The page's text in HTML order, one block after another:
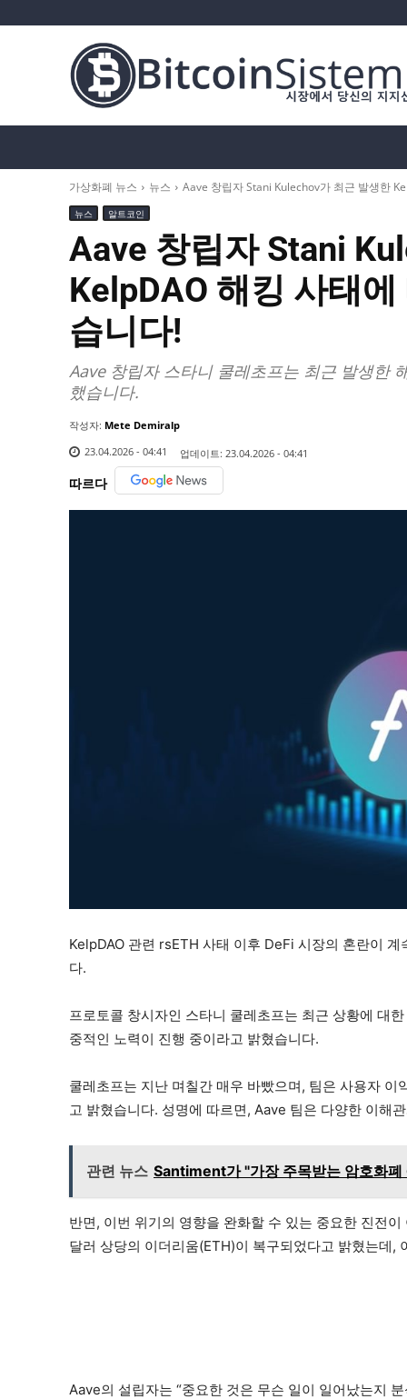
가상화폐 뉴스 뉴스 Aave 창립자 Stani Kulechov가 최근 발생한
뉴스 알트코인
Aave 창립자 Stani
KelpDAO 해킹 사태
습니다!
Aave 창립자 스타니 쿨레초프는 최근 발생한
했습니다.
작성자: Mete Demiralp
23.04.2026 - 04:41
업데이트: 23.04.2026 - 04:41
따르다
KelpDAO 관련 rsETH 사태 이후 DeFi 시장의 혼란이
다.
프로토콜 창시자인 스타니 쿨레초프는 최근 상황에 대
중적인 노력이 진행 중이라고 밝혔습니다.
쿨레초프는 지난 며칠간 매우 바빴으며, 팀은 사용자
고 밝혔습니다. 성명에 따르면, Aave 팀은 다양한 이해
관련 뉴스 Santiment가 "가장 주목받는 암호화
반면, 이번 위기의 영향을 완화할 수 있는 중요한 진전
달러 상당의 이더리움(ETH)이 복구되었다고 밝혔는데,
Aave의 설립자는 “중요한 것은 무슨 일이 일어났는지